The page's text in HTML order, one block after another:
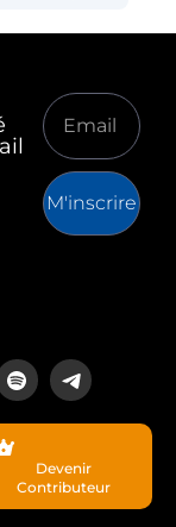
M'inscrire
est un média
lecteurs.
Devenir
Contributeur